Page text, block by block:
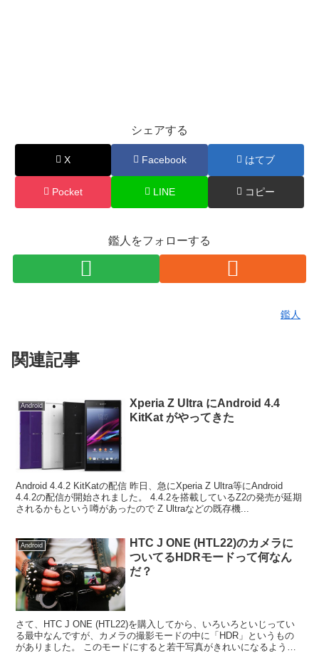
シェアする
X Facebook はてブ
Pocket LINE コピー
鑑人をフォローする
鑑人
関連記事
Android
Xperia Z Ultra にAndroid 4.4
KitKat がやってきた
Android 4.4.2 KitKatの配信 昨日、急にXperia Z Ultra等にAndroid
4.4.2の配信が開始されました。 4.4.2を搭載しているZ2の発売が延期
されるかもという噂があったので Z Ultraなどの既存機...
Android
HTC J ONE (HTL22)のカメラに
ついてるHDRモードって何なん
だ？
さて、HTC J ONE (HTL22)を購入してから、いろいろといじってい
る最中なんですが、カメラの撮影モードの中に「HDR」というもの
がありました。 このモードにすると若干写真がきれいになるような